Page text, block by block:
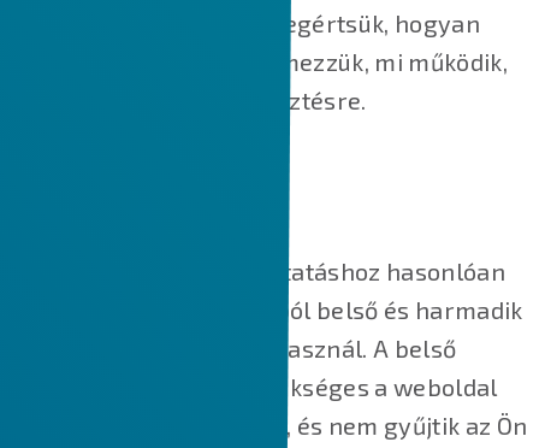
élményt nyújtsunk, és megértsük, hogyan
működik a weboldal, elemezzük, mi működik,
és hol van szükség fejlesztésre.
A legtöbb online szolgáltatáshoz hasonlóan
weboldalunk is több célból belső és harmadik
féltől származó sütiket használ. A belső
cookie-k nagy részre szükséges a weboldal
megfelelő működéséhez, és nem gyűjtik az Ön